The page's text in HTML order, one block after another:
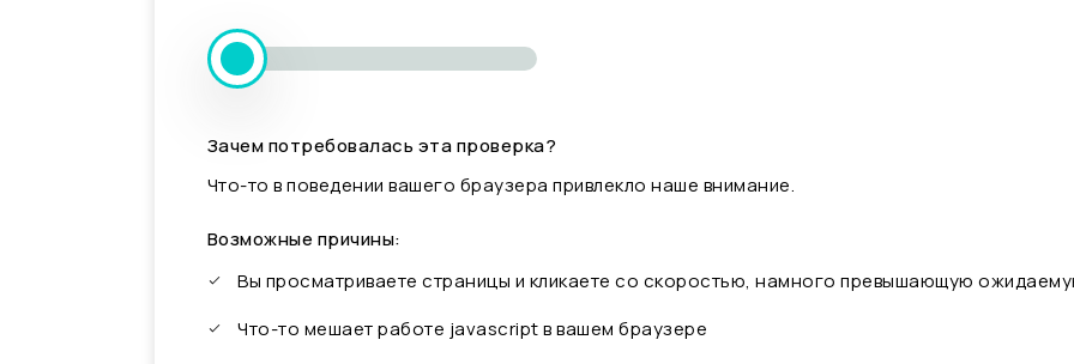
Зачем потребовалась эта проверка?
Что-то в поведении вашего браузера привлекло наше внимание.
Возможные причины:
Вы просматриваете страницы и кликаете со скоростью, намного превышающую
Что-то мешает работе javascript в вашем браузере